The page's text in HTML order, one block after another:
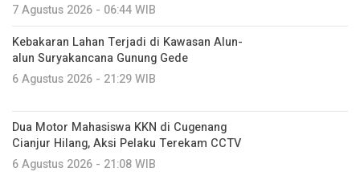
7 Agustus 2026 - 06:44 WIB
Kebakaran Lahan Terjadi di Kawasan Alun-
alun Suryakancana Gunung Gede
6 Agustus 2026 - 21:29 WIB
Dua Motor Mahasiswa KKN di Cugenang
Cianjur Hilang, Aksi Pelaku Terekam CCTV
6 Agustus 2026 - 21:08 WIB